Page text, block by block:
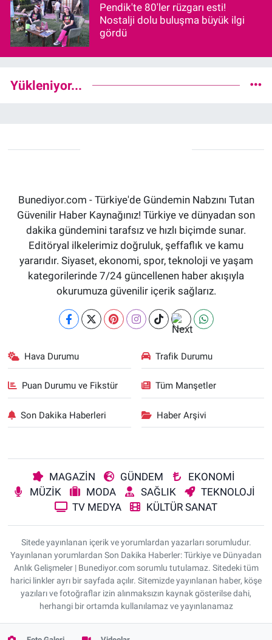
Pendik'te 80'ler rüzgarı esti!
Nostalji dolu buluşma büyük ilgi
gördü
Yükleniyor...
Bunediyor.com - Türkiye'de Gündemin Nabzını Tutan
Güvenilir Haber Kaynağınız! Türkiye ve dünyadan son
dakika gündemini tarafsız ve hızlı biçimde sunar.
Editöryal ilkelerimiz doğruluk, şeffaflık ve kamu
yararıdır. Siyaset, ekonomi, spor, teknoloji ve yaşam
kategorilerinde 7/24 güncellenen haber akışıyla
okurumuza güvenilir içerik sağlarız.
Hava Durumu Trafik Durumu
Puan Durumu ve Fikstür Tüm Manşetler
Son Dakika Haberleri Haber Arşivi
MAGAZİN GÜNDEM
EKONOMİ
MÜZİK
MODA SAĞLIK
TEKNOLOJİ
TV MEDYA
KÜLTÜR SANAT
Sitede yayınlanan içerik ve yorumlardan yazarları sorumludur.
Yayınlanan yorumlardan Son Dakika Haberler: Türkiye ve Dünyadan
Anlık Gelişmeler | Bunediyor.com sorumlu tutulamaz. Sitedeki tüm
harici linkler ayrı bir sayfada açılır. Sitemizde yayınlanan haber, köşe
yazıları ve fotoğraflar izin alınmaksızın kaynak gösterilse dahi,
herhangi bir ortamda kullanılamaz ve yayınlanamaz